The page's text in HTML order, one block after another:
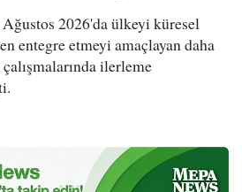
2026'da ülkeyi küresel
entegre etmeyi amaçlayan daha
ilerleme